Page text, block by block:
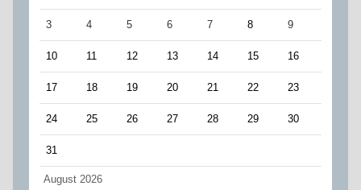
August 2026
3 4 5 6 7 8 9
10 11 12 13 14 15 16
17 18 19 20 21 22 23
24 25 26 27 28 29 30
31